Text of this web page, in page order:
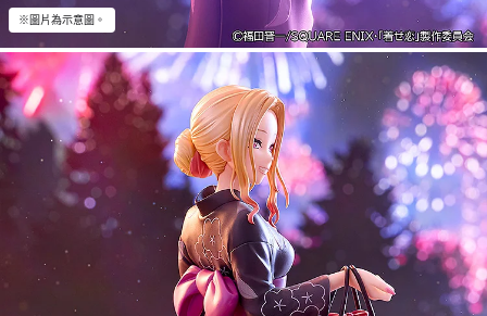
※圖片為示意圖。